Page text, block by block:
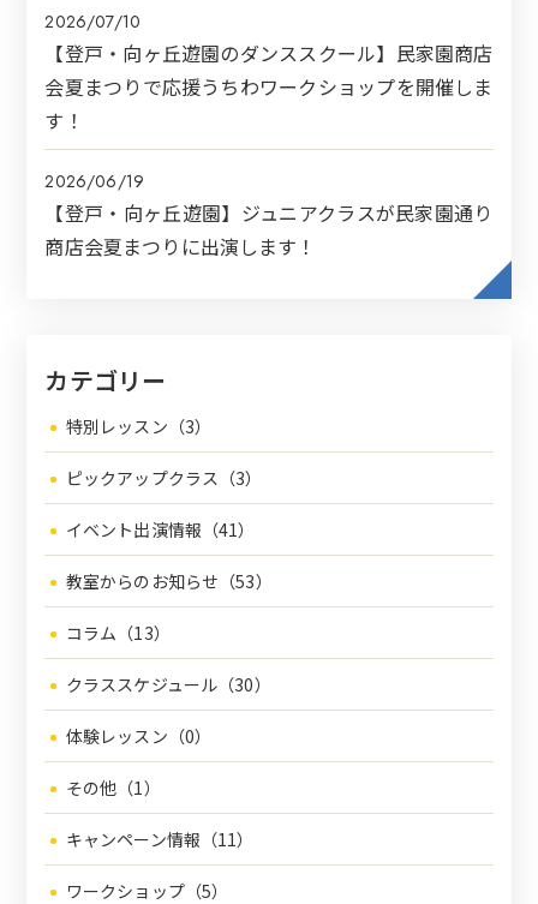
2026/07/10
【登戸・向ヶ丘遊園のダンススクール】民家園商店
会夏まつりで応援うちわワークショップを開催しま
す！
2026/06/19
【登戸・向ヶ丘遊園】ジュニアクラスが民家園通り
商店会夏まつりに出演します！
カテゴリー
特別レッスン（3）
ピックアップクラス（3）
イベント出演情報（41）
教室からのお知らせ（53）
コラム（13）
クラススケジュール（30）
体験レッスン（0）
その他（1）
キャンペーン情報（11）
ワークショップ（5）